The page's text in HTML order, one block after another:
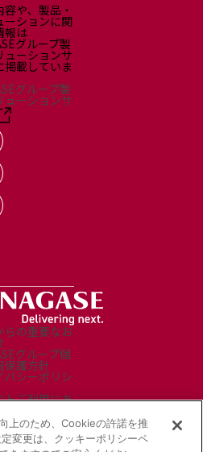
容や、製品・
ーションに関
報は
グループ製
ューションサ
掲載していま
グループ製
ューションサ
らの重要なお
グループ個
保護方針
バシーポリシ
トご利用にあ
合わせ
マップ
ャルメディア
上のため、Cookieの許諾を推
変更は、クッキーポリシーペ